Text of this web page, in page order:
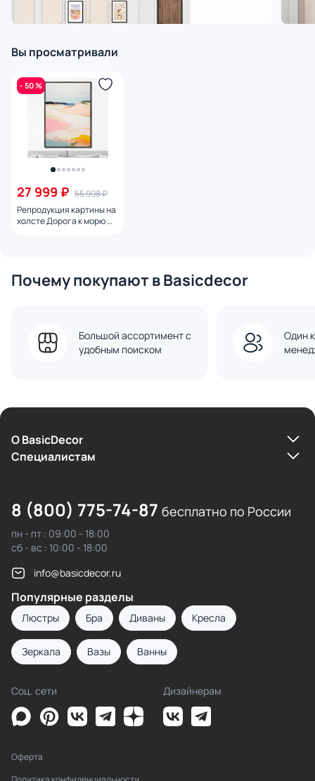
Вы просматривали
- 50 %
27 999 ₽ 55 998 ₽
Репродукция картины на
холсте Дорога к морю №
Почему покупают в Basicdecor
Большой ассортимент с
удобным поиском
Один
О BasicDecor
Cпециалистам
8 (800) 775-74-87 бесплатно по России
пн - пт : 09:00 - 18:00
сб - вс : 10:00 - 18:00
info@basicdecor.ru
Популярные разделы
Люстры Бра Диваны Кресла
Зеркала Вазы Ванны
Соц. сети Дизайнерам
Оферта